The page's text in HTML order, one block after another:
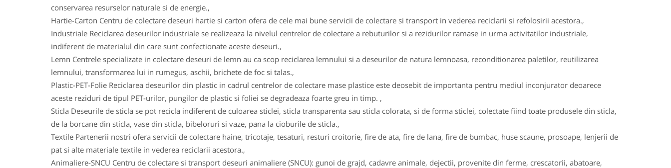
conservarea resurselor naturale si de energie.,
Hartie-Carton Centru de colectare deseuri hartie si carton ofera de cele mai bune servicii de colectare si transport in vederea reciclarii si refolosirii acestora.,
Industriale Reciclarea deseurilor industriale se realizeaza la nivelul centrelor de colectare a rebuturilor si a rezidurilor ramase in urma activitatilor industriale,
indiferent de materialul din care sunt confectionate aceste deseuri.,
Lemn Centrele specializate in colectare deseuri de lemn au ca scop reciclarea lemnului si a deseurilor de natura lemnoasa, reconditionarea paletilor, reutilizarea
lemnului, transformarea lui in rumegus, aschii, brichete de foc si talas.,
Plastic-PET-Folie Reciclarea deseurilor din plastic in cadrul centrelor de colectare mase plastice este deosebit de importanta pentru mediul inconjurator deoarece
aceste reziduri de tipul PET-urilor, pungilor de plastic si foliei se degradeaza foarte greu in timp. ,
Sticla Deseurile de sticla se pot recicla indiferent de culoarea sticlei, sticla transparenta sau sticla colorata, si de forma sticlei, colectate fiind toate produsele din sticla,
de la borcane din sticla, vase din sticla, bibeloruri si vaze, pana la cioburile de sticla.,
Textile Partenerii nostri ofera servicii de colectare haine, tricotaje, tesaturi, resturi croitorie, fire de ata, fire de lana, fire de bumbac, huse scaune, prosoape, lenjerii de
pat si alte materiale textile in vederea reciclarii acestora.,
Animaliere-SNCU Centru de colectare si transport deseuri animaliere (SNCU): gunoi de grajd, cadavre animale, dejectii, provenite din ferme, crescatorii, abatoare,